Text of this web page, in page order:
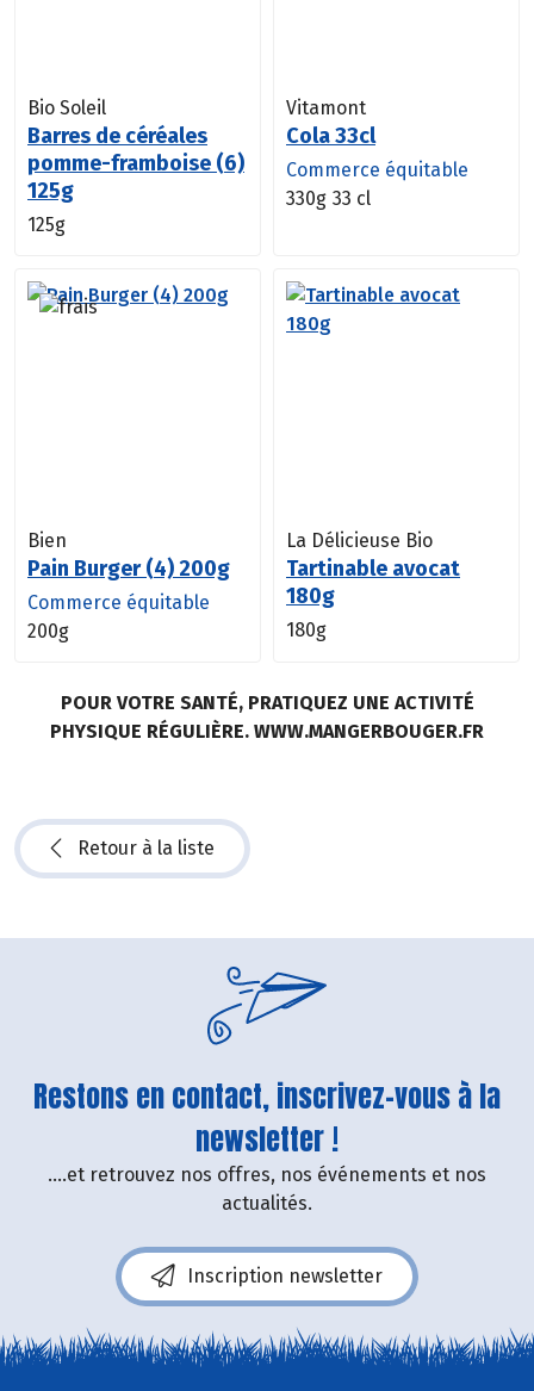
Bio Soleil
Barres de céréales
pomme-framboise (6)
125g
125g
Vitamont
Cola 33cl
Commerce équitable
330g 33 cl
Bien
Pain Burger (4) 200g
Commerce équitable
200g
La Délicieuse Bio
Tartinable avocat
180g
180g
POUR VOTRE SANTÉ, PRATIQUEZ UNE ACTIVITÉ
PHYSIQUE RÉGULIÈRE. WWW.MANGERBOUGER.FR
Retour à la liste
Restons en contact, inscrivez-vous à la
newsletter !
....et retrouvez nos offres, nos événements et nos
actualités.
Inscription newsletter